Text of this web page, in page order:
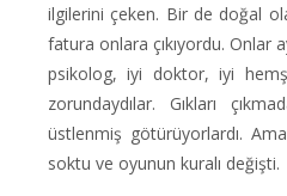
ilgilerini çeken. Bir de doğal
fatura onlara çıkıyordu. Onlar
psikolog, iyi doktor, iyi
zorundaydılar. Gıkları
üstlenmiş götürüyorlardı.
soktu ve oyunun kuralı değişti.